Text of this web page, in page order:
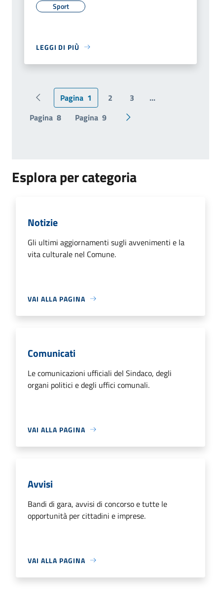
Sport
LEGGI DI PIÙ
Pagina precedente
Pagina 1 2 3
...
Pagina 8 Pagina 9 Pagina successiva
Esplora per categoria
Notizie
Gli ultimi aggiornamenti sugli avvenimenti e la
vita culturale nel Comune.
VAI ALLA PAGINA
Comunicati
Le comunicazioni ufficiali del Sindaco, degli
organi politici e degli uffici comunali.
VAI ALLA PAGINA
Avvisi
Bandi di gara, avvisi di concorso e tutte le
opportunità per cittadini e imprese.
VAI ALLA PAGINA